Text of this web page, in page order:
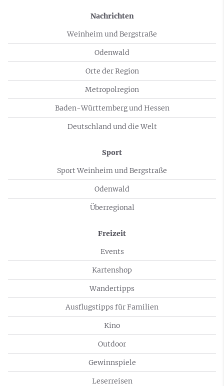
Nachrichten
Weinheim und Bergstraße
Odenwald
Orte der Region
Metropolregion
Baden-Württemberg und Hessen
Deutschland und die Welt
Sport
Sport Weinheim und Bergstraße
Odenwald
Überregional
Freizeit
Events
Kartenshop
Wandertipps
Ausflugstipps für Familien
Kino
Outdoor
Gewinnspiele
Leserreisen